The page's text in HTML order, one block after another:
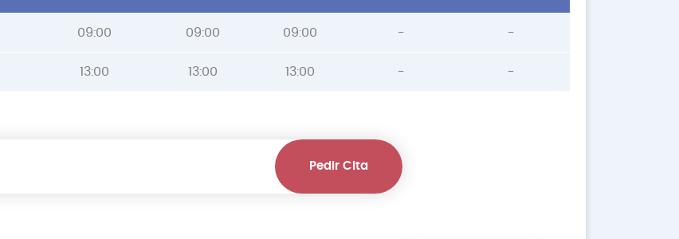
09:00 09:00 09:00 - -
13:00 13:00 13:00 - -
Pedir Cita